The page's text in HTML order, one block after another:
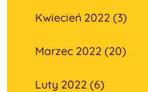
Kwiecień 2022 (3)
Marzec 2022 (20)
Luty 2022 (6)